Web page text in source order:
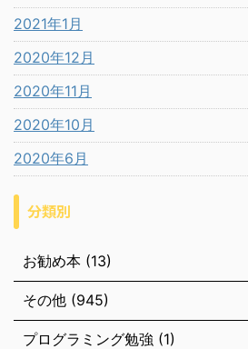
2021年1月
2020年12月
2020年11月
2020年10月
2020年6月
分類別
お勧め本 (13)
その他 (945)
プログラミング勉強 (1)